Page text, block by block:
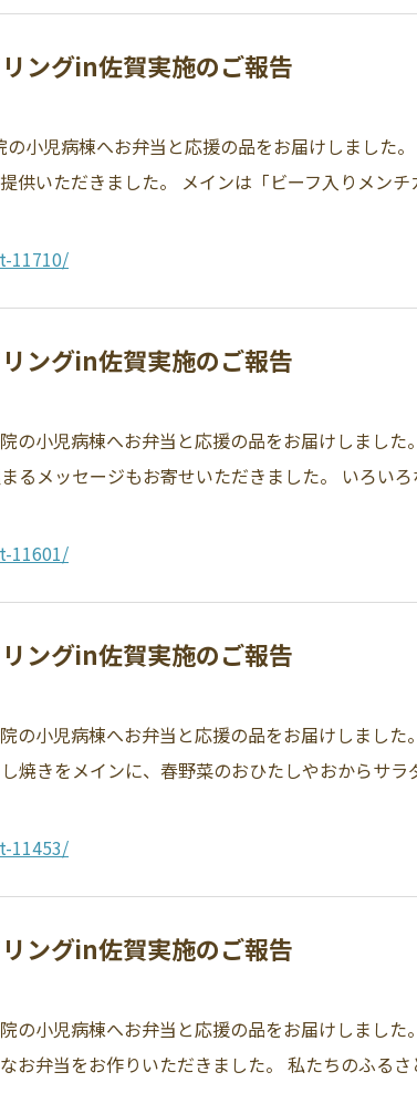
ングin佐賀実施のご報告
小児病棟へお弁当と応援の品をお届けしました
供いただきました。 メインは「ビーフ入りメン
11710/
ングin佐賀実施のご報告
の小児病棟へお弁当と応援の品をお届けしまし
るメッセージもお寄せいただきました。 いろい
11601/
ングin佐賀実施のご報告
の小児病棟へお弁当と応援の品をお届けしまし
焼きをメインに、春野菜のおひたしやおからサ
11453/
ングin佐賀実施のご報告
の小児病棟へお弁当と応援の品をお届けしまし
お弁当をお作りいただきました。 私たちのふる